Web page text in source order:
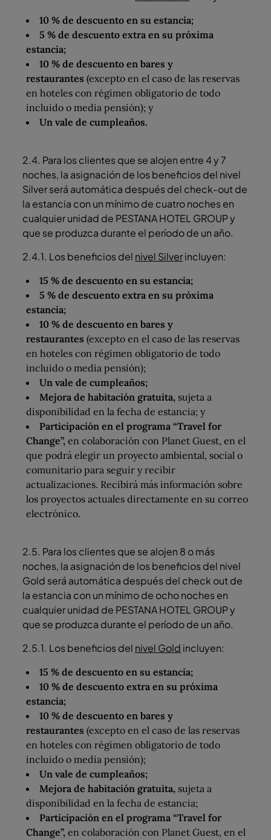
10 % de descuento en su estancia;
5 % de descuento extra en su próxima
estancia;
10 % de descuento en bares y
restaurantes (excepto en el caso de las reservas
en hoteles con régimen obligatorio de todo
incluido o media pensión); y
Un vale de cumpleaños.
2.4. Para los clientes que se alojen entre 4 y 7
noches, la asignación de los beneficios del nivel
Silver será automática después del check-out de
la estancia con un mínimo de cuatro noches en
cualquier unidad de PESTANA HOTEL GROUP y
que se produzca durante el período de un año.
2.4.1. Los beneficios del nivel Silverincluyen:
15 % de descuento en su estancia;
5 % de descuento extra en su próxima
estancia;
10 % de descuento en bares y
restaurantes(excepto en el caso de las reservas
en hoteles con régimen obligatorio de todo
incluido o media pensión);
Un vale de cumpleaños;
Mejora de habitación gratuita, sujeta a
disponibilidad en la fecha de estancia; y
Participación en el programa “Travel for
Change”,en colaboración con Planet Guest, en el
que podrá elegir un proyecto ambiental, social o
comunitario para seguir y recibir
actualizaciones. Recibirá más información sobre
los proyectos actuales directamente en su correo
electrónico.
2.5. Para los clientes que se alojen 8 o más
noches, la asignación de los beneficios del nivel
Gold será automática después del check out de
la estancia con un mínimo de ocho noches en
cualquier unidad de PESTANA HOTEL GROUP y
que se produzca durante el período de un año.
2.5.1. Los beneficios del nivel Gold incluyen:
15 % de descuento en su estancia;
10 % de descuento extra en su próxima
estancia;
10 % de descuento en bares y
restaurantes (excepto en el caso de las reservas
en hoteles con régimen obligatorio de todo
incluido o media pensión);
Un vale de cumpleaños;
Mejora de habitación gratuita, sujeta a
disponibilidad en la fecha de estancia;
Participación en el programa “Travel for
Change”, en colaboración con Planet Guest, en el